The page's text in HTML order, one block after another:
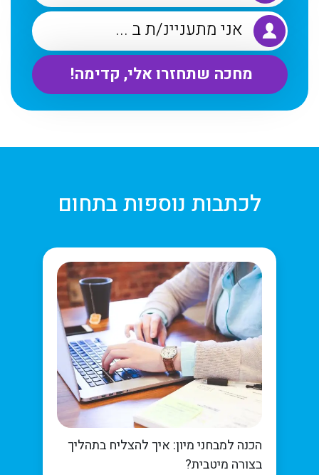
לכתבות נוספות בתחום
הכנה למבחני מיון: איך להצליח בתהליך
בצורה מיטבית?